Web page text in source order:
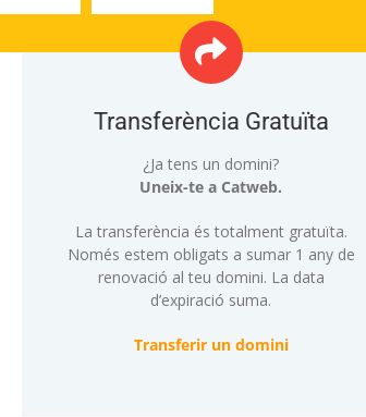
Transferència Gratuïta
¿Ja tens un domini?
Uneix-te a Catweb.
La transferència és totalment gratuïta.
Només estem obligats a sumar 1 any de
renovació al teu domini. La data
d’expiració suma.
Transferir un domini